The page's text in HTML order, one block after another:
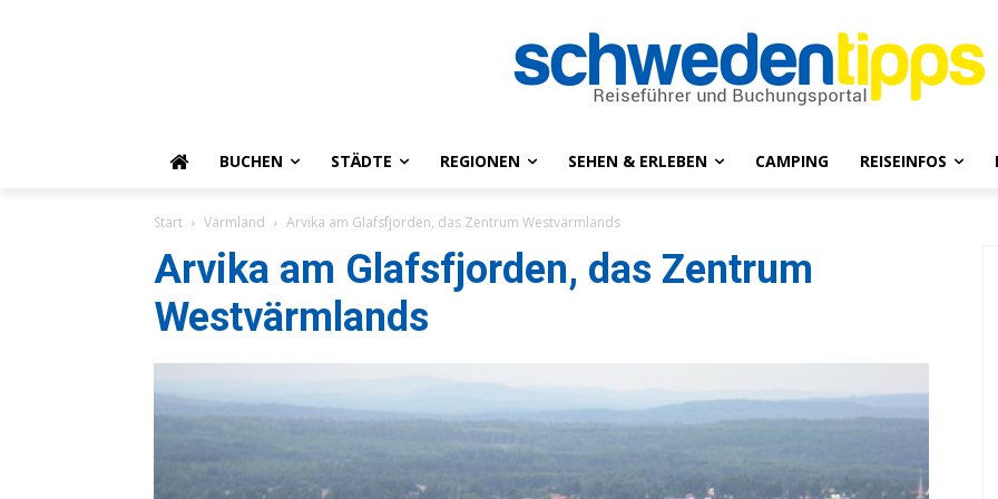
BUCHEN STÄDTE REGIONEN SEHEN & ERLEBEN CAMPING REISEINFOS
Start Värmland Arvika am Glafsfjorden, das Zentrum Westvärmlands
Arvika am Glafsfjorden, das Zentrum
Westvärmlands